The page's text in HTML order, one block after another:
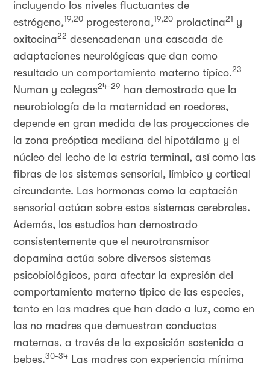
incluyendo los niveles fluctuantes de
estrógeno,19,20 progesterona,19,20 prolactina21 y
oxitocina22 desencadenan una cascada de
adaptaciones neurológicas que dan como
resultado un comportamiento materno típico.23
Numan y colegas24-29 han demostrado que la
neurobiología de la maternidad en roedores,
depende en gran medida de las proyecciones de
la zona preóptica mediana del hipotálamo y el
núcleo del lecho de la estría terminal, así como las
fibras de los sistemas sensorial, límbico y cortical
circundante. Las hormonas como la captación
sensorial actúan sobre estos sistemas cerebrales.
Además, los estudios han demostrado
consistentemente que el neurotransmisor
dopamina actúa sobre diversos sistemas
psicobiológicos, para afectar la expresión del
comportamiento materno típico de las especies,
tanto en las madres que han dado a luz, como en
las no madres que demuestran conductas
maternas, a través de la exposición sostenida a
bebes.30-34 Las madres con experiencia mínima